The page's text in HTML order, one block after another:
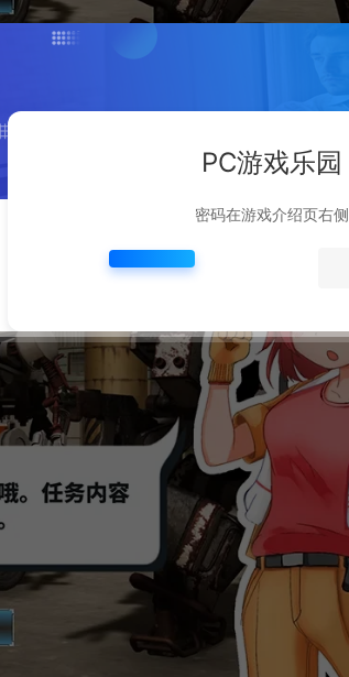
PC游戏乐园
密码在游戏介绍页右侧